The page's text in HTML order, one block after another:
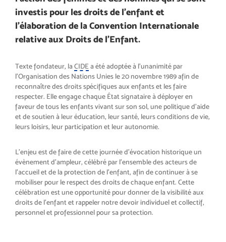
investis pour les droits de l’enfant et
l’élaboration de la Convention Internationale
relative aux Droits de l’Enfant.
Texte fondateur, la CIDE a été adoptée à l’unanimité par
l’Organisation des Nations Unies le 20 novembre 1989 afin de
reconnaître des droits spécifiques aux enfants et les faire
respecter. Elle engage chaque État signataire à déployer en
faveur de tous les enfants vivant sur son sol, une politique d’aide
et de soutien à leur éducation, leur santé, leurs conditions de vie,
leurs loisirs, leur participation et leur autonomie.
L’enjeu est de faire de cette journée d’évocation historique un
évènement d’ampleur, célébré par l’ensemble des acteurs de
l’accueil et de la protection de l’enfant, afin de continuer à se
mobiliser pour le respect des droits de chaque enfant. Cette
célébration est une opportunité pour donner de la visibilité aux
droits de l’enfant et rappeler notre devoir individuel et collectif,
personnel et professionnel pour sa protection.